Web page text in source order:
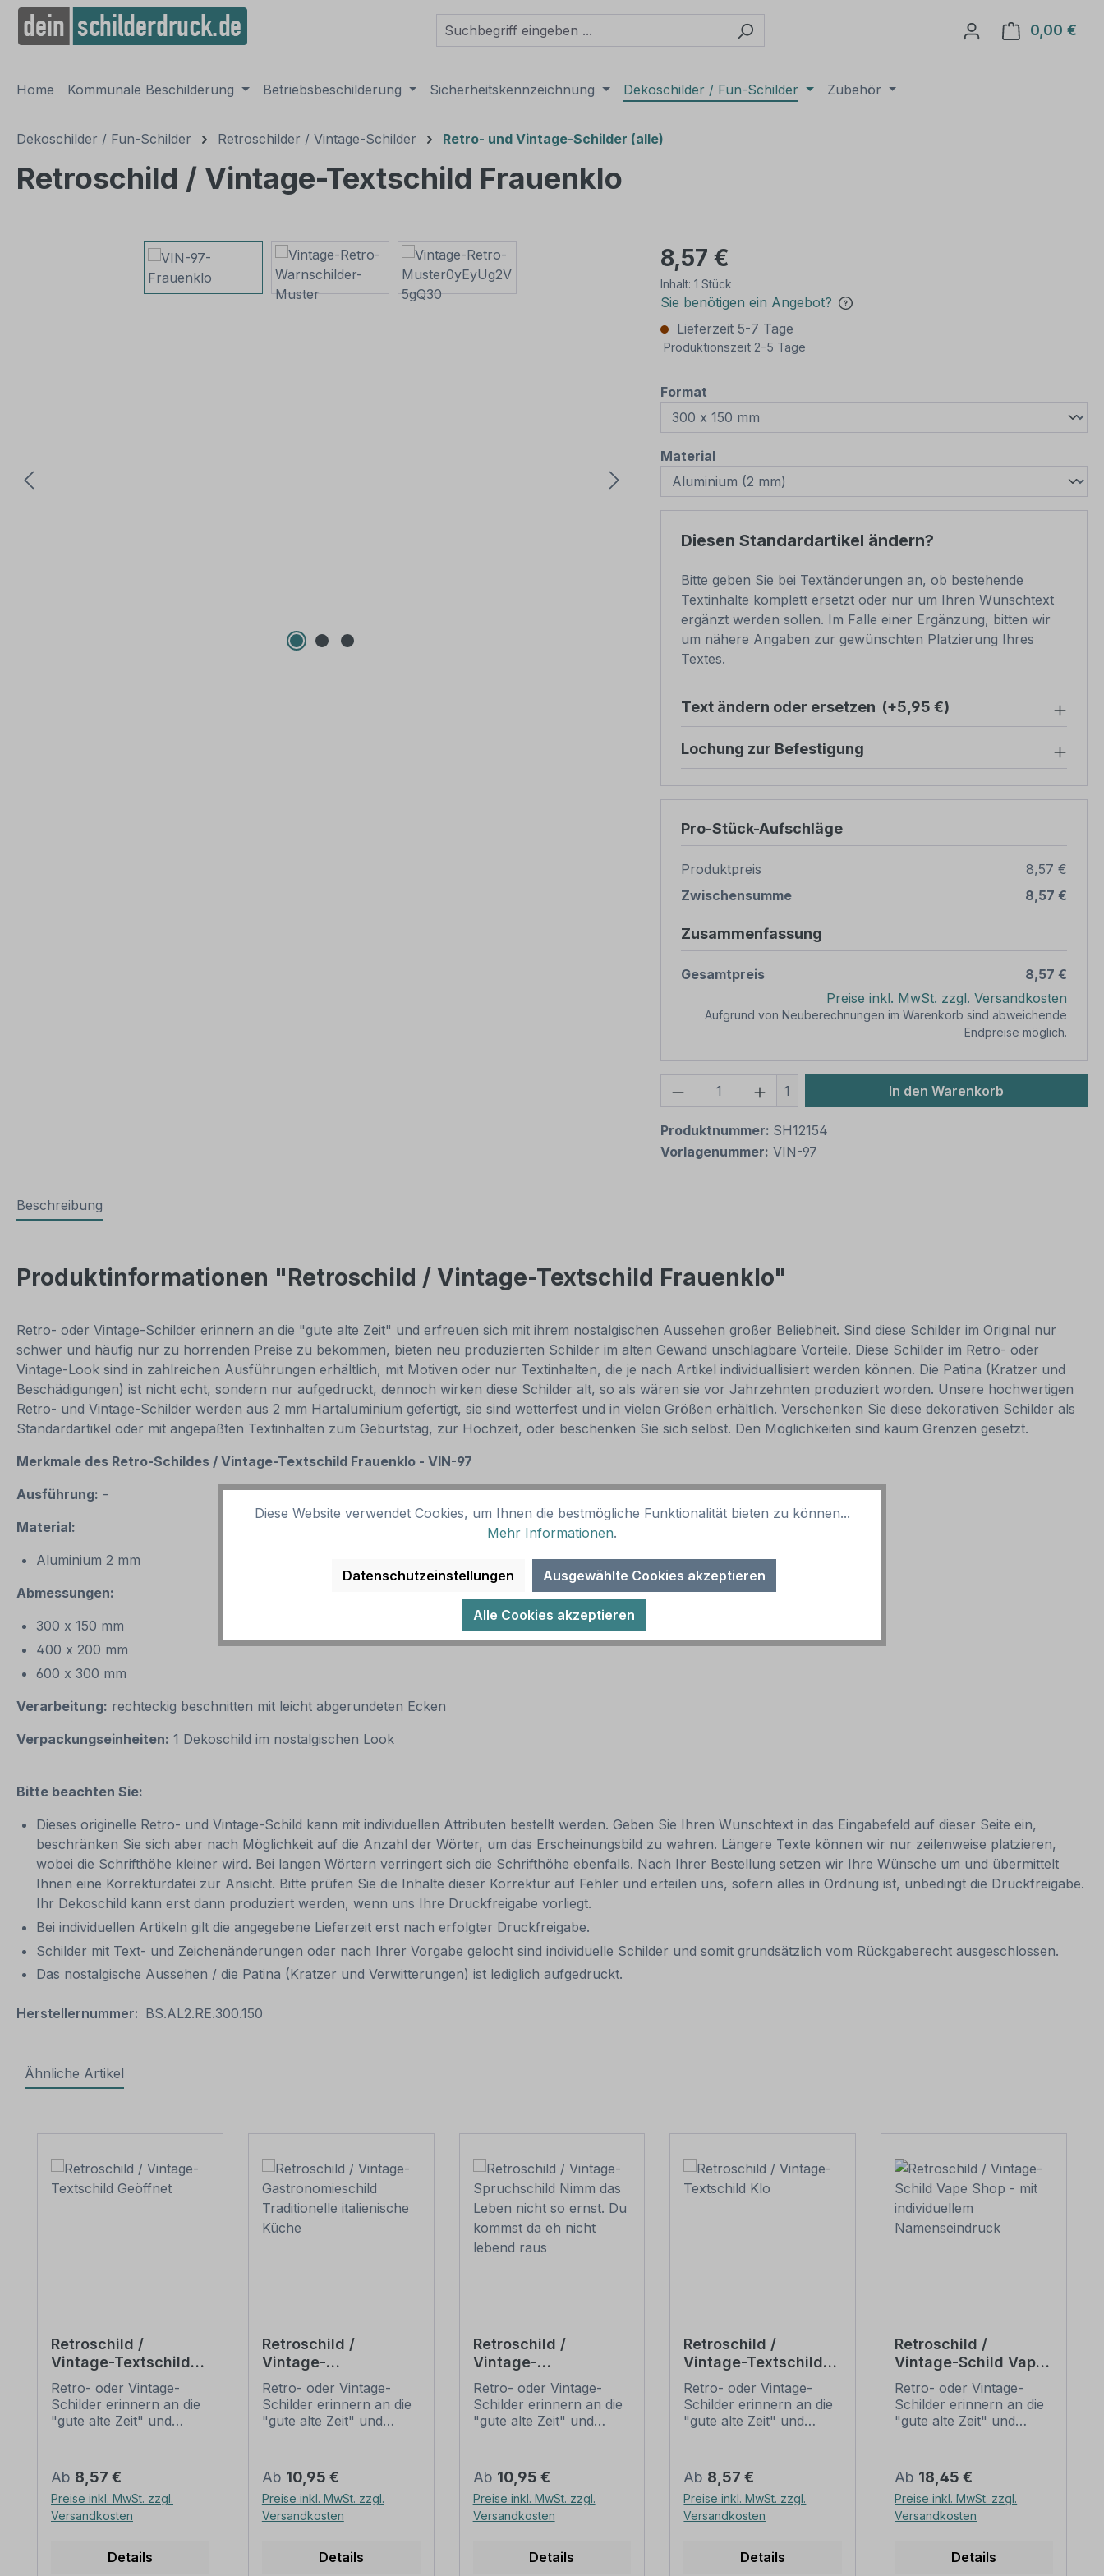
Zur Hauptnavigation springen
0,00 €
Home Kommunale Beschilderung Betriebsbeschilderung Sicherheitskennzeichnung Dekoschilder / Fun-Schilder Zubehör
Dekoschilder / Fun-Schilder Retroschilder / Vintage-Schilder Retro- und Vintage-Schilder (alle)
Retroschild / Vintage-Textschild Frauenklo
Bildergalerie überspringen 8,57 €
Inhalt: 1 Stück
Sie benötigen ein Angebot?
Lieferzeit 5-7 Tage
Produktionszeit 2-5 Tage
Format
Materialauswählen
Diesen Standardartikel ändern?
Bitte geben Sie bei Textänderungen an, ob bestehende
Textinhalte komplett ersetzt oder nur um Ihren Wunschtext
ergänzt werden sollen. Im Falle einer Ergänzung, bitten wir
um nähere Angaben zur gewünschten Platzierung Ihres
Textes.
Text ändern oder ersetzen (+5,95 €)
Lochung zur Befestigung
Pro-Stück-Aufschläge
Produktpreis
8,57 €
Zwischensumme
8,57 €
Zusammenfassung
Gesamtpreis
8,57 €
Preise inkl. MwSt. zzgl. Versandkosten
Aufgrund von Neuberechnungen im Warenkorb sind abweichende
Endpreise möglich.
Produkt Anzahl: Gib den gewünschten Wert
1 In den Warenkorb
Produktnummer: SH12154
Vorlagenummer: VIN-97
Beschreibung
Produktinformationen "Retroschild / Vintage-Textschild Frauenklo"
Retro- oder Vintage-Schilder erinnern an die "gute alte Zeit" und erfreuen sich mit ihrem nostalgischen Aussehen großer Beliebheit. Sind diese Schilder im Original nur
schwer und häufig nur zu horrenden Preise zu bekommen, bieten neu produzierten Schilder im alten Gewand unschlagbare Vorteile. Diese Schilder im Retro- oder
Vintage-Look sind in zahlreichen Ausführungen erhältlich, mit Motiven oder nur Textinhalten, die je nach Artikel individuallisiert werden können. Die Patina (Kratzer und
Beschädigungen) ist nicht echt, sondern nur aufgedruckt, dennoch wirken diese Schilder alt, so als wären sie vor Jahrzehnten produziert worden. Unsere hochwertigen
Retro- und Vintage-Schilder werden aus 2 mm Hartaluminium gefertigt, sie sind wetterfest und in vielen Größen erhältlich. Verschenken Sie diese dekorativen Schilder als
Standardartikel oder mit angepaßten Textinhalten zum Geburtstag, zur Hochzeit, oder beschenken Sie sich selbst. Den Möglichkeiten sind kaum Grenzen gesetzt.
Merkmale des Retro-Schildes / Vintage-Textschild Frauenklo - VIN-97
Ausführung: -
Material:
Aluminium 2 mm
Abmessungen:
300 x 150 mm
400 x 200 mm
600 x 300 mm
Verarbeitung: rechteckig beschnitten mit leicht abgerundeten Ecken
Verpackungseinheiten: 1 Dekoschild im nostalgischen Look
Bitte beachten Sie:
Dieses originelle Retro- und Vintage-Schild kann mit individuellen Attributen bestellt werden. Geben Sie Ihren Wunschtext in das Eingabefeld auf dieser Seite ein,
beschränken Sie sich aber nach Möglichkeit auf die Anzahl der Wörter, um das Erscheinungsbild zu wahren. Längere Texte können wir nur zeilenweise platzieren,
wobei die Schrifthöhe kleiner wird. Bei langen Wörtern verringert sich die Schrifthöhe ebenfalls. Nach Ihrer Bestellung setzen wir Ihre Wünsche um und übermittelt
Ihnen eine Korrekturdatei zur Ansicht. Bitte prüfen Sie die Inhalte dieser Korrektur auf Fehler und erteilen uns, sofern alles in Ordnung ist, unbedingt die Druckfreigabe.
Ihr Dekoschild kann erst dann produziert werden, wenn uns Ihre Druckfreigabe vorliegt.
Bei individuellen Artikeln gilt die angegebene Lieferzeit erst nach erfolgter Druckfreigabe.
Schilder mit Text- und Zeichenänderungen oder nach Ihrer Vorgabe gelocht sind individuelle Schilder und somit grundsätzlich vom Rückgaberecht ausgeschlossen.
Das nostalgische Aussehen / die Patina (Kratzer und Verwitterungen) ist lediglich aufgedruckt.
Herstellernummer: BS.AL2.RE.300.150
Ähnliche Artikel
Retroschild /
Vintage-Textschild
Geöffnet
Retro- oder Vintage-
Schilder erinnern an die
"gute alte Zeit" und
großer Beliebheit. Sind
diese Schilder im Original
nur schwer und häufig
nur zu horrenden Preise
neu produzierten
Regulärer Preis:
Ab 8,57 €
Preise inkl. MwSt. zzgl.
Versandkosten
Details
Retroschild /
Vintage-
Gastronomieschild
Traditionelle
italienische Küche
Retro- oder Vintage-
Schilder erinnern an die
"gute alte Zeit" und
großer Beliebheit. Sind
diese Schilder im Original
nur schwer und häufig
nur zu horrenden Preise
neu produzierten
Regulärer Preis:
Ab 10,95 €
Preise inkl. MwSt. zzgl.
Versandkosten
Details
Retroschild /
Vintage-
Spruchschild Nimm
das Leben nicht so
ernst. Du kommst da
Retro- oder Vintage-
Schilder erinnern an die
"gute alte Zeit" und
großer Beliebheit. Sind
diese Schilder im Original
nur schwer und häufig
nur zu horrenden Preise
neu produzierten
Regulärer Preis:
Ab 10,95 €
Preise inkl. MwSt. zzgl.
Versandkosten
Details
Retroschild /
Vintage-Textschild
Klo
Retro- oder Vintage-
Schilder erinnern an die
"gute alte Zeit" und
großer Beliebheit. Sind
diese Schilder im Original
nur schwer und häufig
nur zu horrenden Preise
neu produzierten
Regulärer Preis:
Ab 8,57 €
Preise inkl. MwSt. zzgl.
Versandkosten
Details
Retroschild /
Vintage-Schild Vape
Shop - mit
individuellem
Namenseindruck
Retro- oder Vintage-
Schilder erinnern an die
"gute alte Zeit" und
großer Beliebheit. Sind
diese Schilder im Original
nur schwer und häufig
nur zu horrenden Preise
neu produzierten
Regulärer Preis:
Ab 18,45 €
Preise inkl. MwSt. zzgl.
Versandkosten
Details
Diese Website verwendet Cookies, um Ihnen die bestmögliche Funktionalität bieten zu können...
Mehr Informationen.
Datenschutzeinstellungen Ausgewählte Cookies akzeptieren
Alle Cookies akzeptieren